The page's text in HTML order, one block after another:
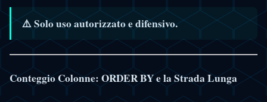
⚠️ Solo uso autorizzato e difensivo.
Conteggio Colonne: ORDER BY e la Strada Lunga